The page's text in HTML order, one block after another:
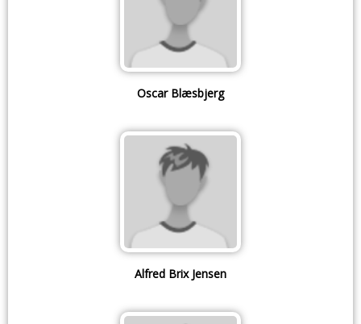
Oscar Blæsbjerg
Alfred Brix Jensen